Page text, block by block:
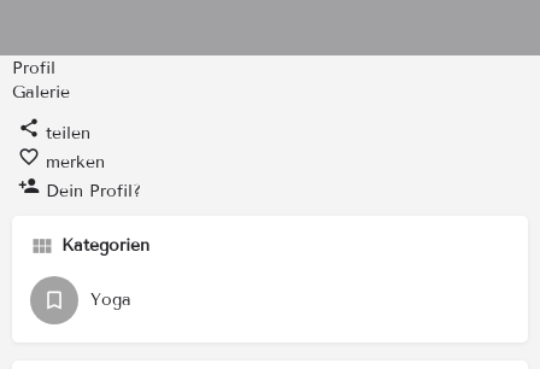
Profil
Galerie
teilen
merken
Dein Profil?
Kategorien
Yoga